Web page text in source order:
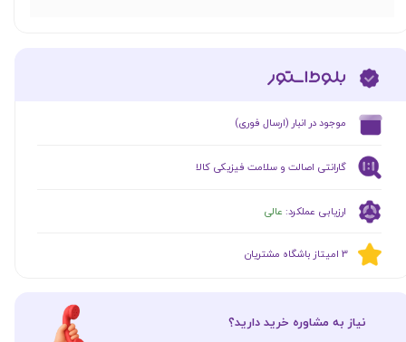
گارانتی اصالت و سلامت فیزیکی کالا
ارزیابی عملکرد: عالی
​موجود در انبار (ارسال فوری)
​​3 امیتاز باشگاه مشتریان
​نیاز به مشاوره خرید دارید؟